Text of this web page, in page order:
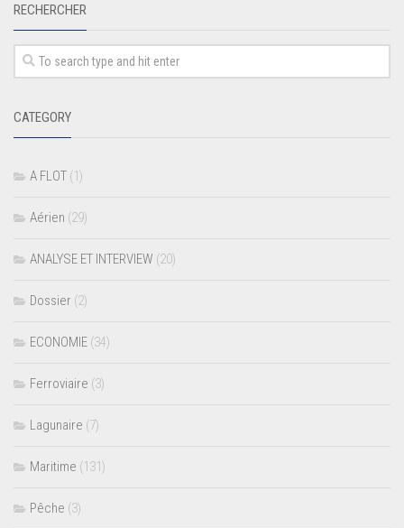
RECHERCHER
CATEGORY
A FLOT (1)
Aérien (29)
ANALYSE ET INTERVIEW (20)
Dossier (2)
ECONOMIE (34)
Ferroviaire (3)
Lagunaire (7)
Maritime (131)
Pêche (3)